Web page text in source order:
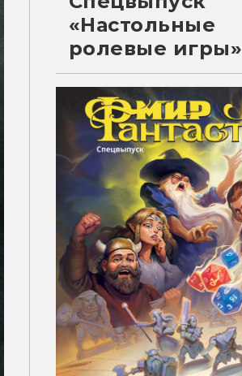
«Настольные
ролевые игры»